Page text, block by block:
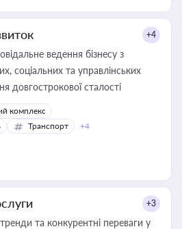
+4
ведення бізнесу з
соціальних та управлінських
довгострокової сталості
комплекс
Транспорт +4
+3
та конкурентні переваги у